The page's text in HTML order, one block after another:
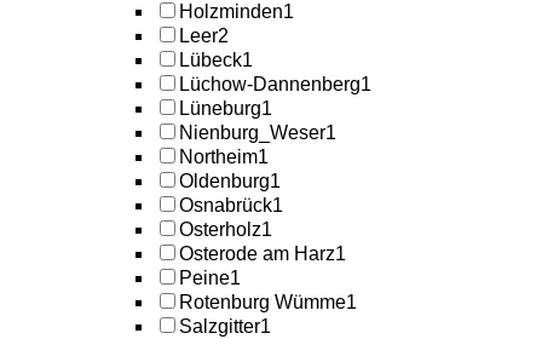
Holzminden1
Leer2
Lübeck1
Lüchow-Dannenberg1
Lüneburg1
Nienburg_Weser1
Northeim1
Oldenburg1
Osnabrück1
Osterholz1
Osterode am Harz1
Peine1
Rotenburg Wümme1
Salzgitter1